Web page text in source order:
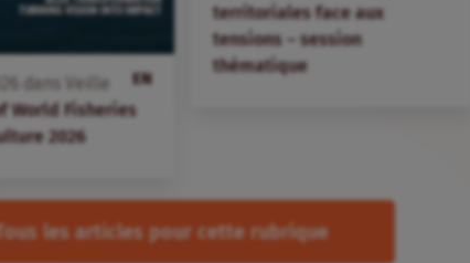
EN
dans
Veille
World Fisheries
2026
territoriales face aux
tensions – session
thématique
les articles pour cette rubrique